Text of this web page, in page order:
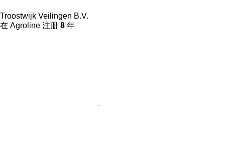
Troostwijk Veilingen B.V.
在 Agroline 注册 8 年